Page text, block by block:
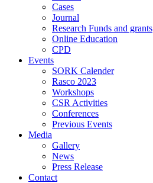
Cases
Journal
Research Funds and grants
Online Education
CPD
Events
SORK Calender
Rasco 2023
Workshops
CSR Activities
Conferences
Previous Events
Media
Gallery
News
Press Release
Contact